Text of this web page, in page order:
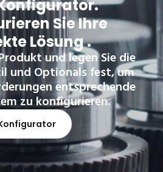
Sie Ihre
Lösung .
und legen Sie die
und Optionals fest, um
entsprechende
zu konfigurieren.